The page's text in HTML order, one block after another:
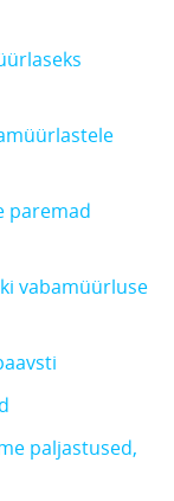
paremad
vabamüürluse
paljastused,